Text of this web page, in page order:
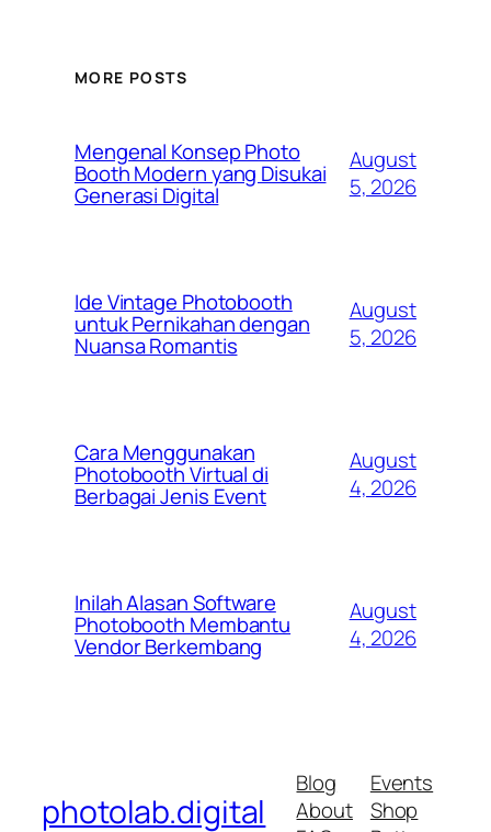
MORE POSTS
Mengenal Konsep Photo
Booth Modern yang Disukai
Generasi Digital
August
5, 2026
Ide Vintage Photobooth
untuk Pernikahan dengan
Nuansa Romantis
August
5, 2026
Cara Menggunakan
Photobooth Virtual di
Berbagai Jenis Event
August
4, 2026
Inilah Alasan Software
Photobooth Membantu
Vendor Berkembang
August
4, 2026
photolab.digital
Blog
About
Events
Shop